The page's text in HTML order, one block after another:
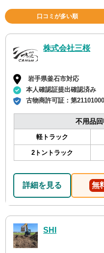
口コミが多い順
株式会社三桜
岩手県釜石市対応
本人確認証提出確認済み
古物商許可証：第
不用品
軽トラック
2トントラック
詳細を見る 無
SHI